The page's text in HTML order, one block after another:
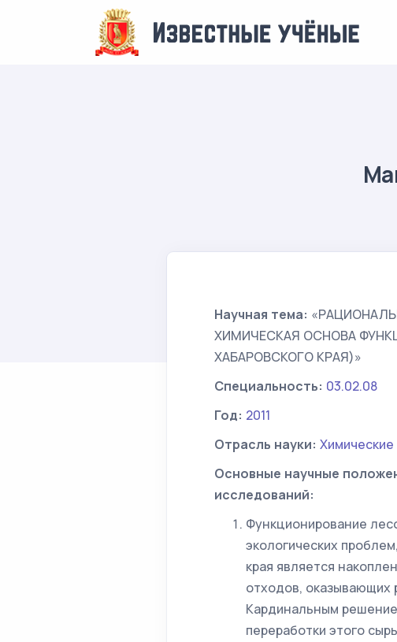
Научная тема:
ХИМИЧЕСКАЯ ОСНОВА
ХАБАРОВСКОГО КРАЯ)»
Специальность: 03.02.08
Год: 2011
Отрасль науки: Химические
Основные научные
исследований:
Функционирование
экологических
края является
отходов, оказывающих
Кардинальным
переработки этого